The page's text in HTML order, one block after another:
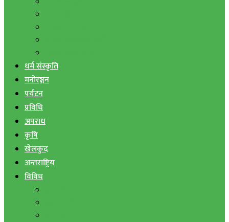
धर्म संस्कृति
मनोरञ्जन
पर्यटन
प्रविधि
अपराध
कृषि
खेलकुद
अन्तराष्ट्रिय
विविध